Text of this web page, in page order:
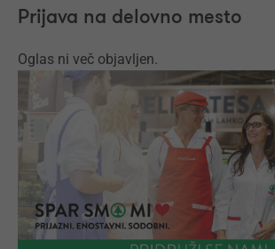
Prijava na delovno mesto
Oglas ni več objavljen.